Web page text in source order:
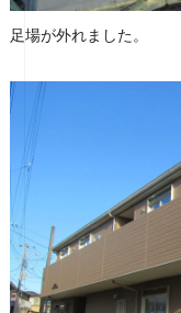
足場が外れました。